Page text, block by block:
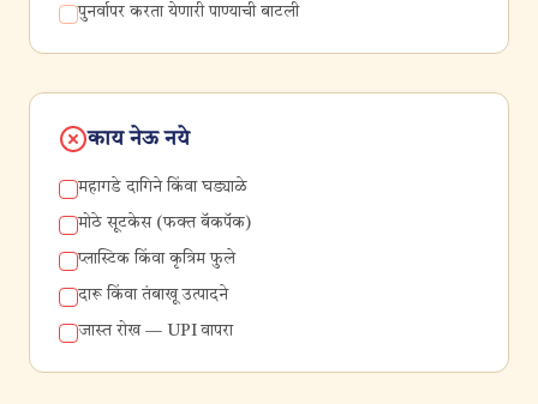
पुनर्वापर करता येणारी पाण्याची बाटली
काय नेऊ नये
महागडे दागिने किंवा घड्याळे
मोठे सूटकेस (फक्त बॅकपॅक)
प्लास्टिक किंवा कृत्रिम फुले
दारू किंवा तंबाखू उत्पादने
जास्त रोख — UPI वापरा